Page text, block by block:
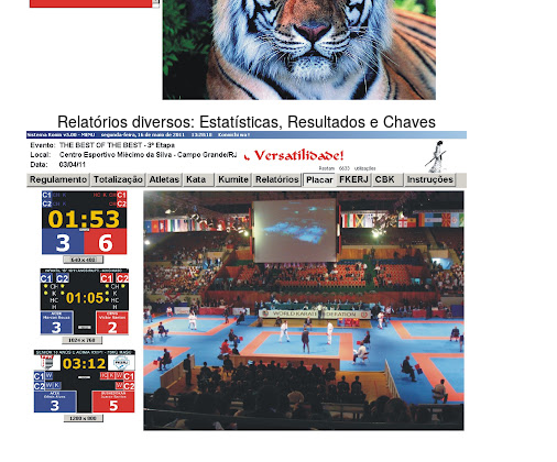
Relatórios diversos: Estatísticas, Resultados e Chaves